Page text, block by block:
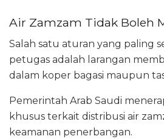
Air Zamzam Tidak Boleh
Salah satu aturan yang paling
petugas adalah larangan
dalam koper bagasi maupun
Pemerintah Arab Saudi
khusus terkait distribusi air
keamanan penerbangan.